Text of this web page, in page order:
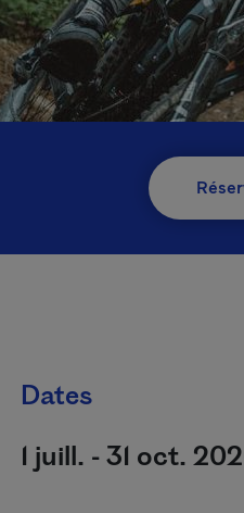
Dates
1 juill. - 31 oct.